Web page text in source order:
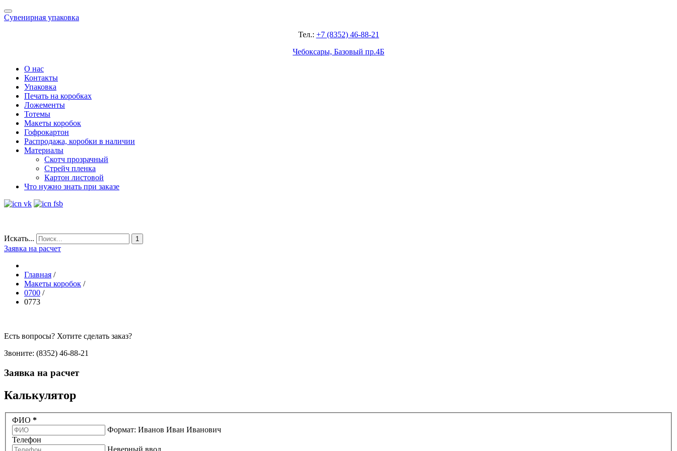
Сувенирная упаковка
Тел.: +7 (8352) 46-88-21
Чебоксары, Базовый пр.4Б
О нас
Контакты
Упаковка
Печать на коробках
Ложементы
Тотемы
Макеты коробок
Гофрокартон
Распродажа, коробки в наличии
Материалы
Скотч прозрачный
Стрейч пленка
Картон листовой
Что нужно знать при заказе
Искать... 1
Заявка на расчет
Главная /
Макеты коробок /
0700 /
0773
Есть вопросы? Хотите сделать заказ?
Звоните: (8352) 46-88-21
Заявка на расчет
Калькулятор
ФИО *
Формат: Иванов Иван Иванович
Телефон